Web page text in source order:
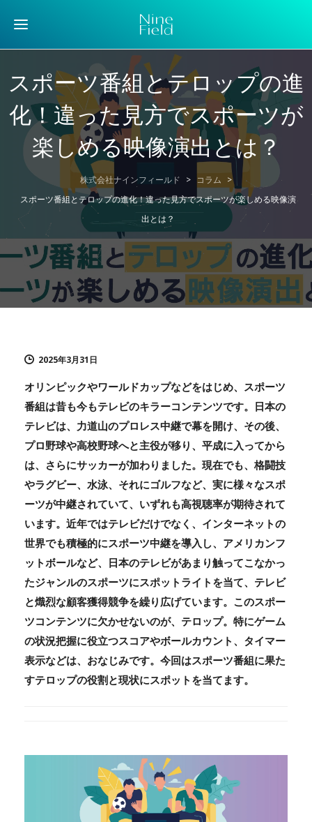
スポーツ番組とテロップの進
化！違った見方でスポーツが
楽しめる映像演出とは？
株式会社ナインフィールド > コラム >
スポーツ番組とテロップの進化！違った見方でスポーツが楽しめる映像演
出とは？
2025年3月31日
オリンピックやワールドカップなどをはじめ、スポーツ
番組は昔も今もテレビのキラーコンテンツです。日本の
テレビは、力道山のプロレス中継で幕を開け、その後、
プロ野球や高校野球へと主役が移り、平成に入ってから
は、さらにサッカーが加わりました。現在でも、格闘技
やラグビー、水泳、それにゴルフなど、実に様々なスポ
ーツが中継されていて、いずれも高視聴率が期待されて
います。近年ではテレビだけでなく、インターネットの
世界でも積極的にスポーツ中継を導入し、アメリカンフ
ットボールなど、日本のテレビがあまり触ってこなかっ
たジャンルのスポーツにスポットライトを当て、テレビ
と熾烈な顧客獲得競争を繰り広げています。このスポー
ツコンテンツに欠かせないのが、テロップ。特にゲーム
の状況把握に役立つスコアやボールカウント、タイマー
表示などは、おなじみです。今回はスポーツ番組に果た
すテロップの役割と現状にスポットを当てます。